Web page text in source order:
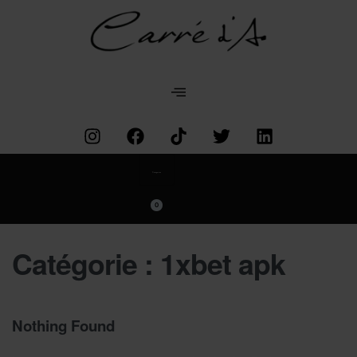
0
Catégorie : 1xbet apk
Nothing Found